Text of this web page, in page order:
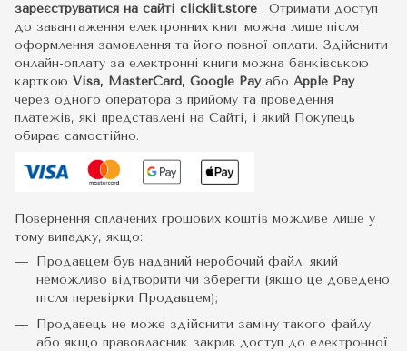
зареєструватися на сайті clicklit.store . Отримати доступ
до завантаження електронних книг можна лише після
оформлення замовлення та його повної оплати. Здійснити
онлайн-оплату за електронні книги можна банківською
карткою Visa, MasterCard, Google Pay або Apple Pay
через одного оператора з прийому та проведення
платежів, які представлені на Сайті, і який Покупець
обирає самостійно.
Повернення сплачених грошових коштів можливе лише у
тому випадку, якщо:
Продавцем був наданий неробочий файл, який
неможливо відтворити чи зберегти (якщо це доведено
після перевірки Продавцем);
Продавець не може здійснити заміну такого файлу,
або якщо правовласник закрив доступ до електронної